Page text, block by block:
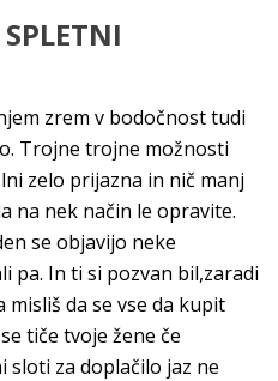
zrem v bodočnost tudi
Trojne trojne možnosti
zelo prijazna in nič manj
na nek način le opravite.
se objavijo neke
pa. In ti si pozvan bil,zaradi
misliš da se vse da kupit
tiče tvoje žene če
za doplačilo jaz ne